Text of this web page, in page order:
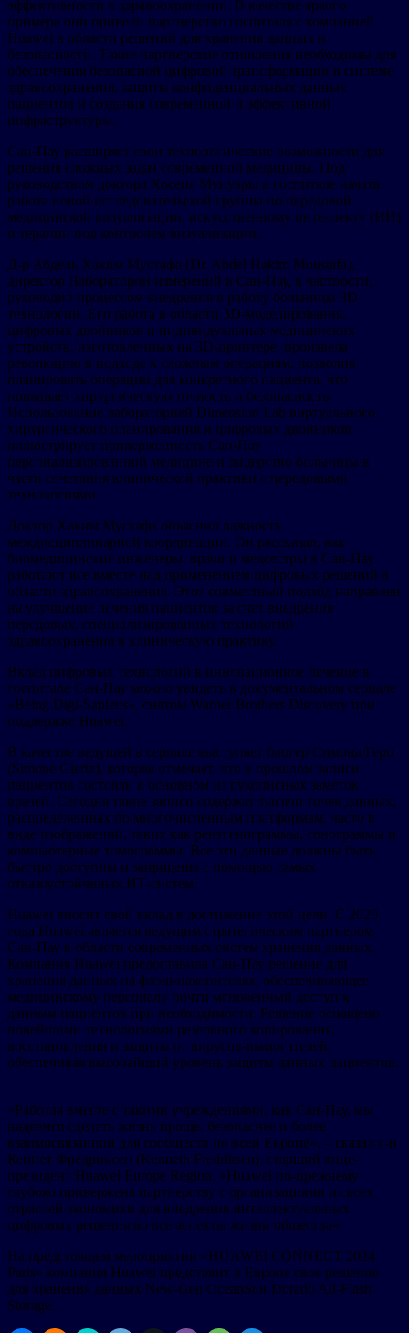
эффективности в здравоохранении. В качестве яркого
примера они привели партнерство госпиталя с компанией
Huawei в области решений для хранения данных и
безопасности. Такие партнерские отношения необходимы для
обеспечения безопасной цифровой трансформации в системе
здравоохранения, защиты конфиденциальных данных
пациентов и создания современной и эффективной
инфраструктуры.
Сан-Пау расширяет свои технологические возможности для
решения сложных задач современной медицины. Под
руководством доктора Хосепа Мунуэры в госпитале начата
работа новой исследовательской группы по передовой
медицинской визуализации, искусственному интеллекту (ИИ)
и терапии под контролем визуализации.
Д-р Абдель Хаким Мустафа (Dr. Abdel Hakim Moustafa),
директор Лаборатории измерений в Сан-Пау, в частности,
руководил процессом внедрения в работу больницы 3D-
технологий. Его работа в области 3D-моделирования,
цифровых двойников и индивидуальных медицинских
устройств, изготовленных на 3D-принтере, произвела
революцию в подходе к сложным операциям, позволив
планировать операции для конкретного пациента, что
повышает хирургическую точность и безопасность.
Использование лабораторией Dimension Lab виртуального
хирургического планирования и цифровых двойников
иллюстрирует приверженность Сан-Пау
персонализированной медицине и лидерство больницы в
части сочетания клинической практики с передовыми
технологиями.
Доктор Хаким Мустафа объяснил важность
междисциплинарной координации. Он рассказал, как
биомедицинские инженеры, врачи и медсестры в Сан-Пау
работают все вместе над применением цифровых решений в
области здравоохранения. Этот совместный подход направлен
на улучшение лечения пациентов за счет внедрения
передовых, специализированных технологий
здравоохранения в клиническую практику.
Вклад цифровых технологий в инновационное лечение в
госпитале Сан-Пау можно увидеть в документальном сериале
«Being Digi-Sapiens», снятом Warner Brothers Discovery при
поддержке Huawei.
В качестве ведущей в сериале выступает блогер Симона Герц
(Simone Giertz), которая отмечает, что в прошлом записи
пациентов состояли в основном из рукописных заметок
врачей. Сегодня такие записи содержат тысячи точек данных,
распределенных по многочисленным платформам, часто в
виде изображений, таких как рентгенограммы, сонограммы и
компьютерные томограммы. Все эти данные должны быть
быстро доступны и защищены с помощью самых
отказоустойчивых ИТ-систем.
Huawei вносит свой вклад в достижение этой цели. С 2020
года Huawei является ведущим стратегическим партнером
Сан-Пау в области современных систем хранения данных.
Компания Huawei предоставила Сан-Пау решение для
хранения данных на флэш-накопителях, обеспечивающее
медицинскому персоналу почти мгновенный доступ к
данным пациентов при необходимости. Решение оснащено
новейшими технологиями резервного копирования,
восстановления и защиты от вирусов-вымогателей,
обеспечивая высочайший уровень защиты данных пациентов.
«Работая вместе с такими учреждениями, как Сан-Пау, мы
надеемся сделать жизнь проще, безопаснее и более
взаимосвязанной для сообществ по всей Европе», – сказал г-н
Кеннет Фредриксен (Kenneth Fredriksen), старший вице-
президент Huawei Europe Region. «Huawei по-прежнему
глубоко привержена партнерству с организациями из всех
отраслей экономики для внедрения интеллектуальных
цифровых решения во все аспекты жизни общества».
На предстоящем мероприятии «HUAWEI CONNECT 2024
Paris» компания Huawei представит в Европе свое решение
для хранения данных New-Gen OceanStor Dorado All-Flash
Storage.